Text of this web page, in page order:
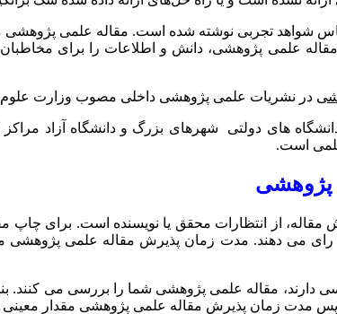
شواهد تجربی نوشته شده است. مقاله علمی پژوهشی
علمی پژوهشی، دانش و اطلاعات را برای مخاطبان
در نشریات علمی پژوهشی داخلی مصوب وزارت علوم
های دولتی شهرهای بزرگ و دانشگاه آزاد
است.
پژوهشی
از انتظارات محقق یا نویسنده است. برای چاپ
رای می دهند. مدت زمان پذیرش مقاله علمی
دارند، مقاله علمی پژوهشی شما را بررسی می
مقاله علمی پژوهشی مقدار معینی ندارد. اما به طور معمول حداقل ۲ ماه